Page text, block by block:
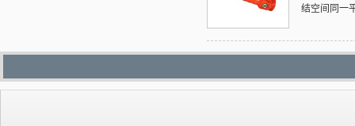
结空间同一